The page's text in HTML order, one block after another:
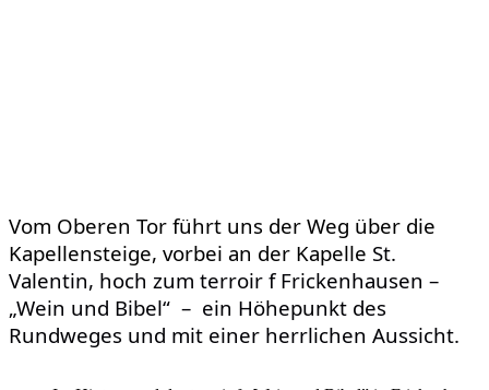
Vom Oberen Tor führt uns der Weg über die
Kapellensteige, vorbei an der Kapelle St.
Valentin, hoch zum terroir f Frickenhausen –
„Wein und Bibel“ – ein Höhepunkt des
Rundweges und mit einer herrlichen Aussicht.